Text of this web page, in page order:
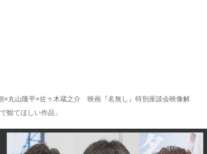
×丸山隆平×佐々木蔵之介 映画『名無し』特別座談会映像解
観てほしい作品」